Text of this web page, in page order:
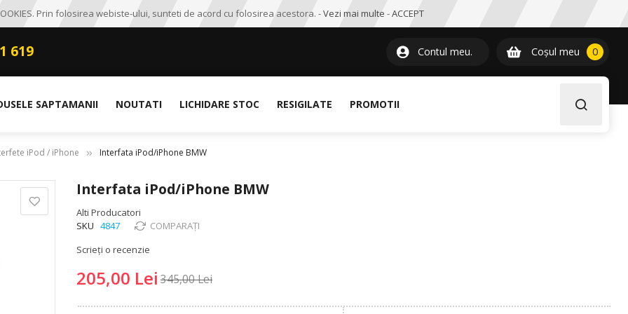
Prin folosirea webiste-ului, sunteti de acord cu folosirea acestora. -Vezi mai multe -ACCEPT
619 Contul meu. Coșul meu 00item
SAPTAMANII NOUTATI LICHIDARE STOC RESIGILATE PROMOTII
iPod / iPhone Interfata iPod/iPhone BMW
Interfata iPod/iPhone BMW
Alti Producatori
SKU 4847
COMPARAȚI
Scrieți o recenzie
205,00 Lei 345,00 Lei